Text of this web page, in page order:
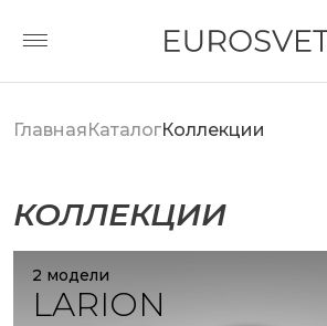
ГлавнаяКаталогКоллекции
КОЛЛЕКЦИИ
2 модели
LARION